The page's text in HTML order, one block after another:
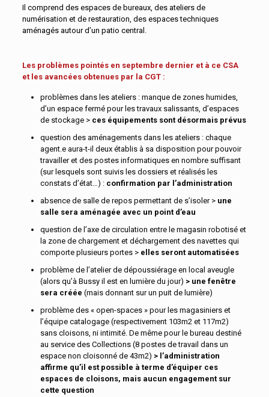
Il comprend des espaces de bureaux, des ateliers de
numérisation et de restauration, des espaces techniques
aménagés autour d’un patio central.
Les problèmes pointés en septembre dernier et à ce CSA
et les avancées obtenues par la CGT :
problèmes dans les ateliers : manque de zones humides,
d’un espace fermé pour les travaux salissants, d’espaces
de stockage > ces équipements sont désormais prévus
question des aménagements dans les ateliers : chaque
agent.e aura-t-il deux établis à sa disposition pour pouvoir
travailler et des postes informatiques en nombre suffisant
(sur lesquels sont suivis les dossiers et réalisés les
constats d’état…) : confirmation par l’administration
absence de salle de repos permettant de s’isoler > une
salle sera aménagée avec un point d’eau
question de l’axe de circulation entre le magasin robotisé et
la zone de chargement et déchargement des navettes qui
comporte plusieurs portes > elles seront automatisées
problème de l’atelier de dépoussiérage en local aveugle
(alors qu’à Bussy il est en lumière du jour) > une fenêtre
sera créée (mais donnant sur un puit de lumière)
problème des « open-spaces » pour les magasiniers et
l’équipe catalogage (respectivement 103m2 et 117m2)
sans cloisons, ni intimité. De même pour le bureau destiné
au service des Collections (8 postes de travail dans un
espace non cloisonné de 43m2) > l’administration
affirme qu’il est possible à terme d’équiper ces
espaces de cloisons, mais aucun engagement sur
cette question